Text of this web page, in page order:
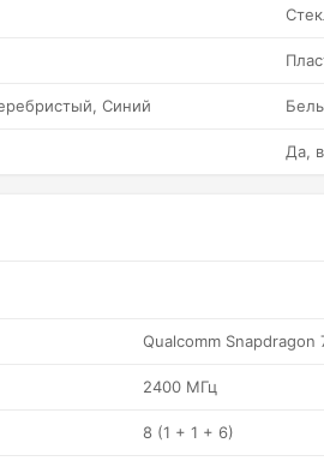
Синий
Да,
Qualcomm Snapdragon
2400 МГц
8 (1 + 1 + 6)